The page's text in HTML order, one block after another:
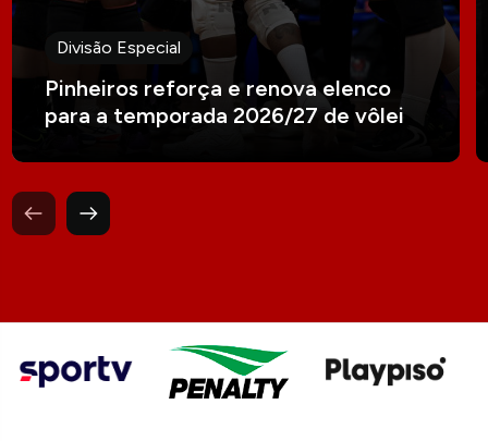
Divisão Especial
Pinheiros reforça e renova elenco
para a temporada 2026/27 de vôlei